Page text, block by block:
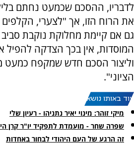
לדבריו, ההסכם שכמעט נחתם בליל
את הרוח הזו, אך "לצערי, הקלפים
גם אם קיימת מחלוקת נוקבת סביב
המוסדות, אין בכך הצדקה
וליצור הסכם חדש שמקפח כמעט
הציוני".
עוד באותו נושא:
מיקי זוהר: מינוי יאיר נתניהו - רעיון שלי
שפרה שחר - מועמדת לתפקיד יו"ר קרן
זה הרגע של העם היהודי לבחור באחדות